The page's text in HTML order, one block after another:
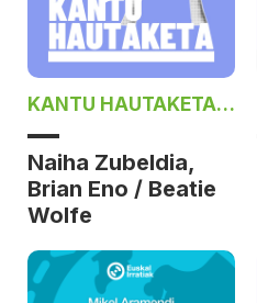
KANTU HAUTAKETA
ON DAIZIELAN
Naiha Zubeldia,
Brian Eno / Beatie
Wolfe